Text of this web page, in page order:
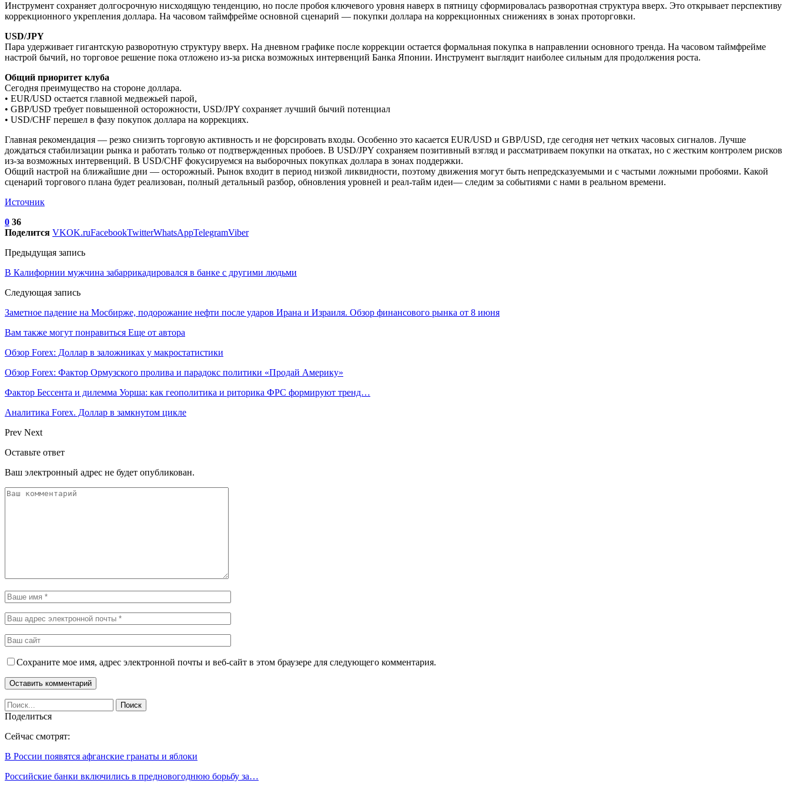
Инструмент сохраняет долгосрочную нисходящую тенденцию, но после пробоя ключевого уровня наверх в пятницу сформировалась разворотная структура вверх. Это открывает перспективу
коррекционного укрепления доллара. На часовом таймфрейме основной сценарий — покупки доллара на коррекционных снижениях в зонах проторговки.
USD/JPY
Пара удерживает гигантскую разворотную структуру вверх. На дневном графике после коррекции остается формальная покупка в направлении основного тренда. На часовом таймфрейме
настрой бычий, но торговое решение пока отложено из-за риска возможных интервенций Банка Японии. Инструмент выглядит наиболее сильным для продолжения роста.
Общий приоритет клуба
Сегодня преимущество на стороне доллара.
• EUR/USD остается главной медвежьей парой,
• GBP/USD требует повышенной осторожности, USD/JPY сохраняет лучший бычий потенциал
• USD/CHF перешел в фазу покупок доллара на коррекциях.
Главная рекомендация — резко снизить торговую активность и не форсировать входы. Особенно это касается EUR/USD и GBP/USD, где сегодня нет четких часовых сигналов. Лучше
дождаться стабилизации рынка и работать только от подтвержденных пробоев. В USD/JPY сохраняем позитивный взгляд и рассматриваем покупки на откатах, но с жестким контролем рисков
из-за возможных интервенций. В USD/CHF фокусируемся на выборочных покупках доллара в зонах поддержки.
Общий настрой на ближайшие дни — осторожный. Рынок входит в период низкой ликвидности, поэтому движения могут быть непредсказуемыми и с частыми ложными пробоями. Какой
сценарий торгового плана будет реализован, полный детальный разбор, обновления уровней и реал-тайм идеи— следим за событиями с нами в реальном времени.
Источник
0 36
Поделится VKOK.ruFacebookTwitterWhatsAppTelegramViber
Предыдущая запись
В Калифорнии мужчина забаррикадировался в банке с другими людьми
Следующая запись
Заметное падение на Мосбирже, подорожание нефти после ударов Ирана и Израиля. Обзор финансового рынка от 8 июня
Вам также могут понравиться Еще от автора
Обзор Forex: Доллар в заложниках у макростатистики
Обзор Forex: Фактор Ормузского пролива и парадокс политики «Продай Америку»
Фактор Бессента и дилемма Уорша: как геополитика и риторика ФРС формируют тренд…
Аналитика Forex. Доллар в замкнутом цикле
Prev Next
Оставьте ответ
Ваш электронный адрес не будет опубликован.
Сохраните мое имя, адрес электронной почты и веб-сайт в этом браузере для следующего комментария.
Поделиться
Сейчас смотрят:
В России появятся афганские гранаты и яблоки
Российские банки включились в предновогоднюю борьбу за…